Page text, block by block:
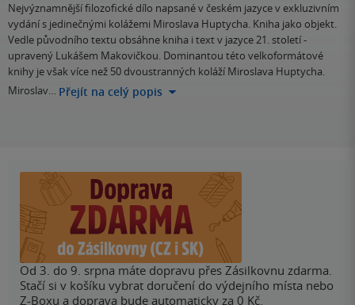
Nejvýznamnější filozofické dílo napsané v českém jazyce v exkluzivním
vydání s jedinečnými kolážemi Miroslava Huptycha. Kniha jako objekt.
Vedle původního textu obsáhne kniha i text v jazyce 21. století -
upravený Lukášem Makovičkou. Dominantou této velkoformátové
knihy je však více než 50 dvoustranných koláží Miroslava Huptycha.
Miroslav… Přejít na celý popis
Od 3. do 9. srpna máte dopravu přes Zásilkovnu zdarma.
Stačí si v košíku vybrat doručení do výdejního místa nebo
Z-Boxu a doprava bude automaticky za 0 Kč.